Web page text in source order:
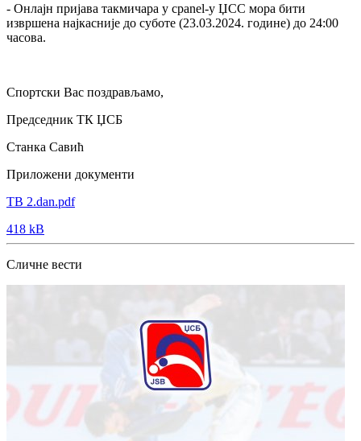
- Онлајн пријава такмичара у cpanel-у ЏСС мора бити
извршена најкасније до суботе (23.03.2024. године) до 24:00
часова.
Спортски Вас поздрављамо,
Председник ТК ЏСБ
Станка Савић
Приложени документи
TB 2.dan.pdf
418 kB
Сличне вести